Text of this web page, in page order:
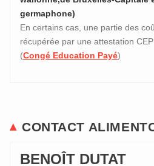
germaphone)
En certains cas, une partie des
récupérée par une attestation CEP
(Congé Education Payé)
CONTACT
BENOÎT DUTAT